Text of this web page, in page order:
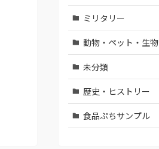
ミリタリー
動物・ペット・生物
未分類
歴史・ヒストリー
食品ぷちサンプル